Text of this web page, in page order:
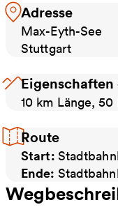
Adresse
Max-Eyth-See
Stuttgart
10 km Länge,
Route
Start:
Ende: